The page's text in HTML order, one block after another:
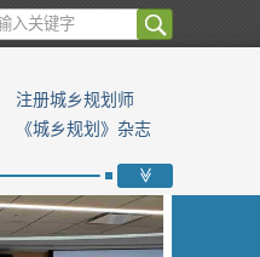
注册城乡规划师
《城乡规划》杂志
>>